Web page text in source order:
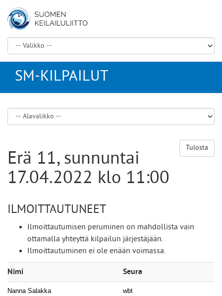
SM-KILPAILUT
Tulosta
Erä 11, sunnuntai
17.04.2022 klo 11:00
ILMOITTAUTUNEET
Ilmoittautumisen peruminen on mahdollista vain
ottamalla yhteyttä kilpailun järjestäjään.
Ilmoittautuminen ei ole enään voimassa.
Nimi Seura
Nanna Salakka wbt